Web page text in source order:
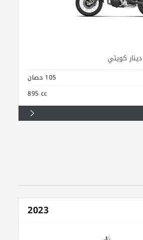
105 حصان
895 cc
2023